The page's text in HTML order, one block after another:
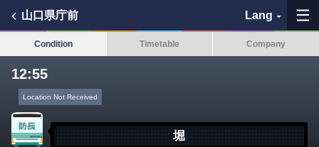
山口県庁前 Lang
History
Condition Timetable Company
12:55
Location Not Received
堀